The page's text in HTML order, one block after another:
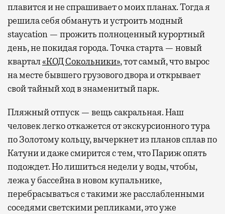
плавится и не спрашивает о моих планах. Тогда я
решила себя обмануть и устроить модный
staycation — прожить полноценный курортный
день, не покидая города. Точка старта — новый
квартал«КОД Сокольники», тот самый, что вырос
на месте бывшего грузового двора и открывает
свой тайный ход в знаменитый парк.
Пляжный отпуск — вещь сакральная. Наш
человек легко откажется от экскурсионного тура
по Золотому кольцу, вычеркнет из планов сплав по
Катуни и даже смирится с тем, что Париж опять
подождет. Но лишиться недели у воды, чтобы,
лежа у бассейна в новом купальнике,
перебрасываться с такими же расслабленными
соседями светскими репликами, это уже